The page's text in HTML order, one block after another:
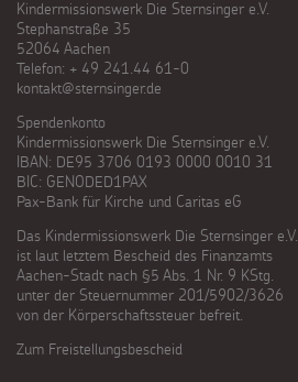
Kindermissionswerk Die Sternsinger e.V.
Stephanstraße 35
52064 Aachen
Telefon: + 49 241.44 61-0
kontakt@sternsinger.de
Spendenkonto
Kindermissionswerk Die Sternsinger e.V.
IBAN: DE95 3706 0193 0000 0010 31
BIC: GENODED1PAX
Pax-Bank für Kirche und Caritas eG
Das Kindermissionswerk Die Sternsinger e.V.
ist laut letztem Bescheid des Finanzamts
Aachen-Stadt nach §5 Abs. 1 Nr. 9 KStg.
unter der Steuernummer 201/5902/3626
von der Körperschaftssteuer befreit.
Zum Freistellungsbescheid